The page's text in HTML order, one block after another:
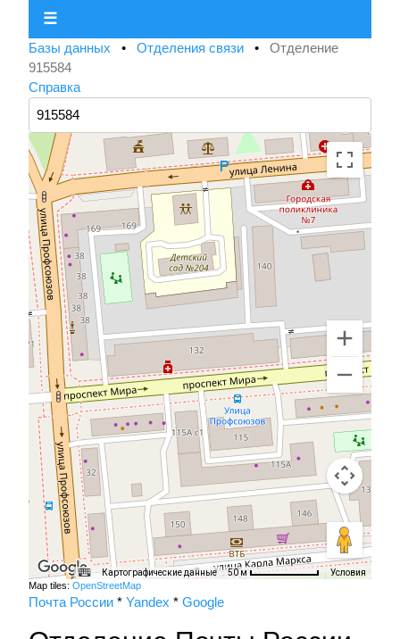
☰
Базы данных • Отделения связи • Отделение
915584
Справка
Картографические данные 50 м Условия
Map tiles: OpenStreetMap
Почта России * Yandex * Google